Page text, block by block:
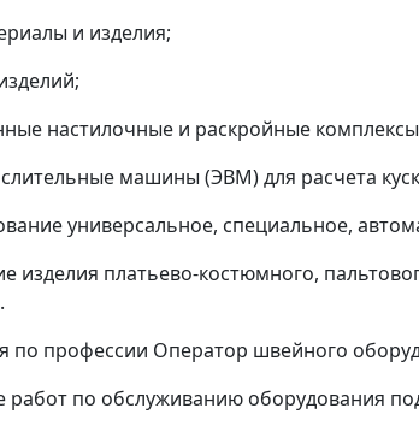
и изделия;
настилочные и раскройные
машины (ЭВМ) для расчета
универсальное, специальное,
изделия платьево-костюмного,
профессии Оператор швейного
работ по обслуживанию оборудования